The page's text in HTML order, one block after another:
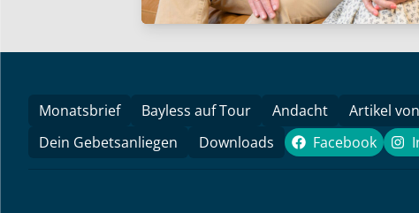
Monatsbrief Bayless auf Tour Andacht Artikel
Dein Gebetsanliegen
Downloads Facebook
Facebook